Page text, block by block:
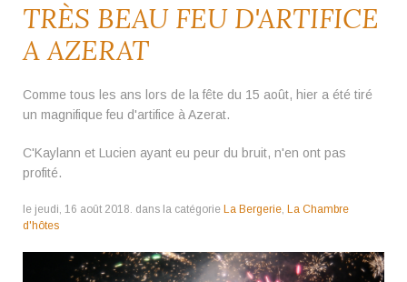
TRÈS BEAU FEU D'ARTIFICE
A AZERAT
Comme tous les ans lors de la fête du 15 août, hier a été tiré
un magnifique feu d'artifice à Azerat.
C'Kaylann et Lucien ayant eu peur du bruit, n'en ont pas
profité.
le jeudi, 16 août 2018. dans la catégorie La Bergerie, La Chambre
d'hôtes